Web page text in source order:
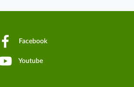
FacebookDipartimento di
Youtube